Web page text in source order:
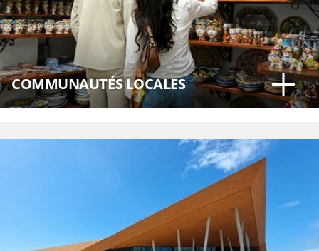
COMMUNAUTÉS LOCALES